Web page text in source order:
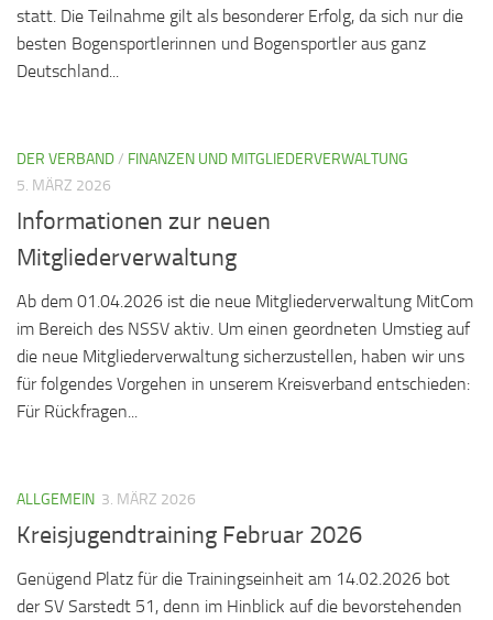
statt. Die Teilnahme gilt als besonderer Erfolg, da sich nur die
besten Bogensportlerinnen und Bogensportler aus ganz
Deutschland...
DER VERBAND/ FINANZEN UND MITGLIEDERVERWALTUNG
5. MÄRZ 2026
Informationen zur neuen
Mitgliederverwaltung
Ab dem 01.04.2026 ist die neue Mitgliederverwaltung MitCom
im Bereich des NSSV aktiv. Um einen geordneten Umstieg auf
die neue Mitgliederverwaltung sicherzustellen, haben wir uns
für folgendes Vorgehen in unserem Kreisverband entschieden:
Für Rückfragen...
ALLGEMEIN 3. MÄRZ 2026
Kreisjugendtraining Februar 2026
Genügend Platz für die Trainingseinheit am 14.02.2026 bot
der SV Sarstedt 51, denn im Hinblick auf die bevorstehenden